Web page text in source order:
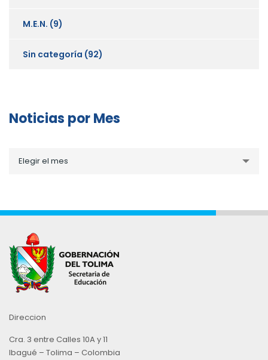
M.E.N. (9)
Sin categoría (92)
Noticias por Mes
porElegir el mes
Direccion
Cra. 3 entre Calles 10A y 11
Ibagué – Tolima – Colombia